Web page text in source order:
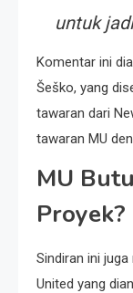
untuk
Komentar ini
Šeško, yang
tawaran dari
tawaran MU
MU
Proyek?
Sindiran ini
United yang